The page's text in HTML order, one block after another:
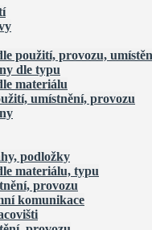
použití, provozu,
dle typu
materiálu
umístnění, provozu
podložky
materiálu, typu
provozu
komunikace